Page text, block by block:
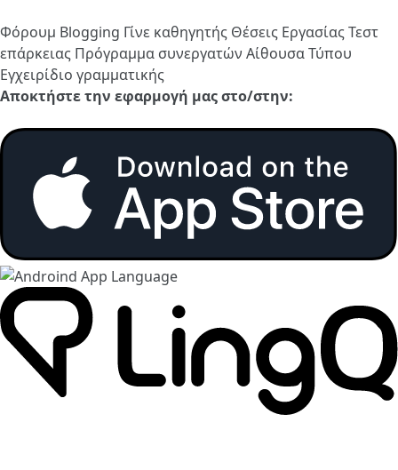
Φόρουμ Blogging Γίνε καθηγητής Θέσεις ΕργασίαςΤεστ
επάρκειας Πρόγραμμα συνεργατών Αίθουσα Τύπου
Εγχειρίδιο γραμματικής
Αποκτήστε την εφαρμογή μας στο/στην: